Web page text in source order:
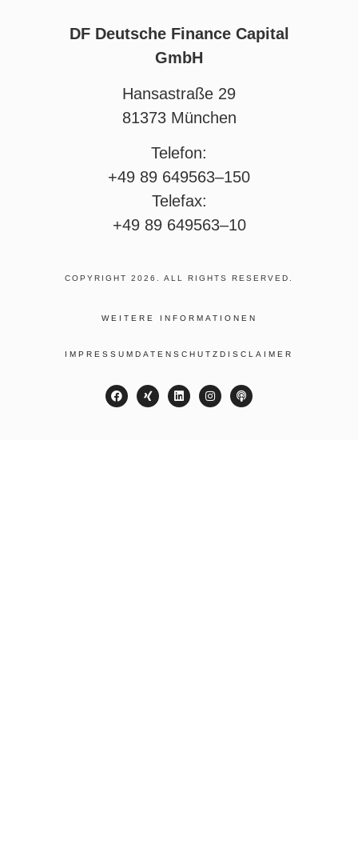
DF Deutsche Finance Capital
GmbH
Hansastraße 29
81373 München
Telefon:
+49 89 649563–150
Telefax:
+49 89 649563–10
COPYRIGHT 2026. ALL RIGHTS RESERVED.
WEITERE INFORMATIONEN
IMPRESSUM DATENSCHUTZ DISCLAIMER